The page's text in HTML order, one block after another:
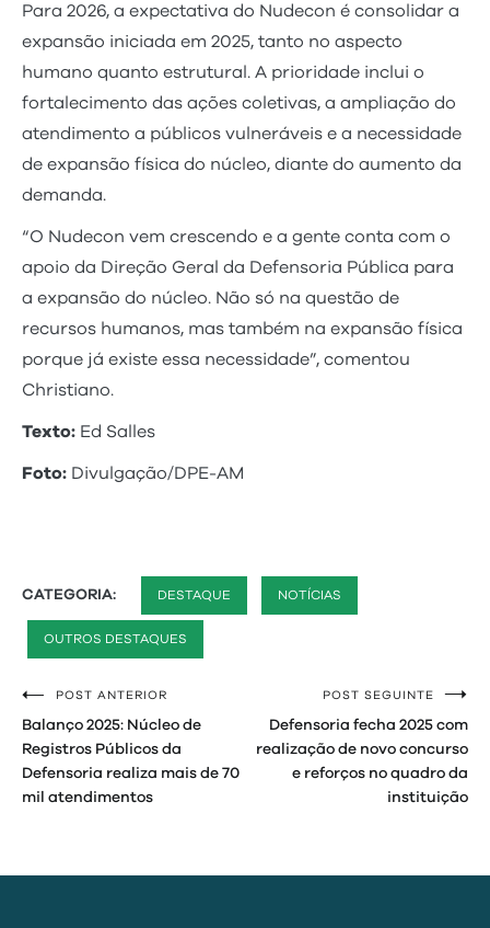
Para 2026, a expectativa do Nudecon é consolidar a
expansão iniciada em 2025, tanto no aspecto
humano quanto estrutural. A prioridade inclui o
fortalecimento das ações coletivas, a ampliação do
atendimento a públicos vulneráveis e a necessidade
de expansão física do núcleo, diante do aumento da
demanda.
“O Nudecon vem crescendo e a gente conta com o
apoio da Direção Geral da Defensoria Pública para
a expansão do núcleo. Não só na questão de
recursos humanos, mas também na expansão física
porque já existe essa necessidade”, comentou
Christiano.
Texto: Ed Salles
Foto: Divulgação/DPE-AM
CATEGORIA: DESTAQUE NOTÍCIAS
OUTROS DESTAQUES
Navegação
de
Post
POST ANTERIOR
Balanço 2025: Núcleo de
Registros Públicos da
Defensoria realiza mais de 70
mil atendimentos
POST SEGUINTE
Defensoria fecha 2025 com
realização de novo concurso
e reforços no quadro da
instituição